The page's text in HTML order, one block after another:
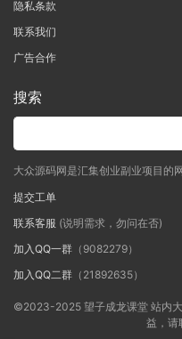
隐私条款
联系我们
广告合作
搜索
大众源码网是汇集创业副业项目的
提交工单
联系客服 (说明需求，勿问在否)
加入QQ一群 （9082279）
加入QQ二群 （21892635）
©2023-2025 望子成龙课堂 站内
益，请